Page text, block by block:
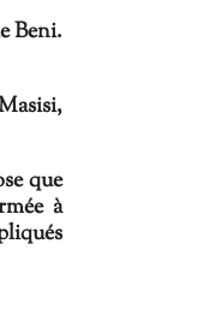
Beni.
que
à